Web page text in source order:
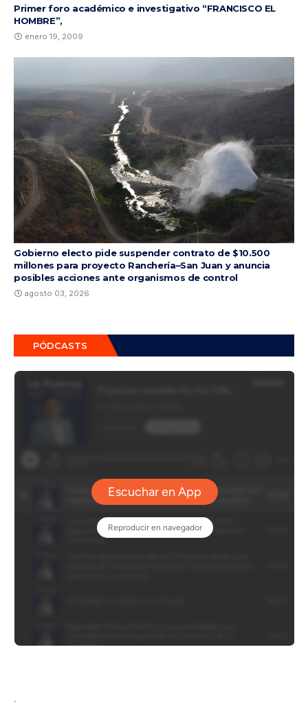
Primer foro académico e investigativo “FRANCISCO EL
HOMBRE”,
enero 19, 2009
Gobierno electo pide suspender contrato de $10.500
millones para proyecto Ranchería–San Juan y anuncia
posibles acciones ante organismos de control
agosto 03, 2026
PÓDCASTS